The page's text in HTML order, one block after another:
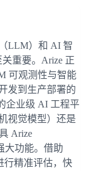
LLM）和 AI 智
重要。Arize 正
可观测性与智能
发到生产部署的
企业级 AI 工程平
视觉模型）还是
Arize
大功能。借助
行精准评估，快